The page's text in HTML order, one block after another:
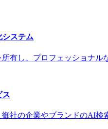
システム
有し、プロフェッショナル
ス
社の企業やブランドのAI検